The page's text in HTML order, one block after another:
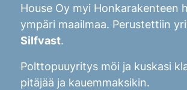
House Oy myi Honkarakenteen
ympäri maailmaa. Perustettiin
Silfvast.
Polttopuuyritys möi ja kuskasi
pitäjää ja kauemmaksikin.